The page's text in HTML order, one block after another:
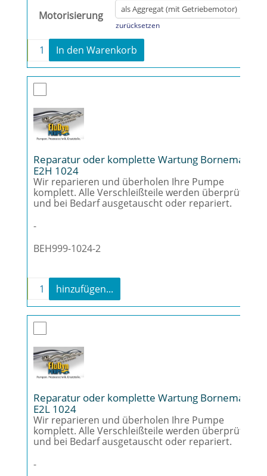
Motorisierung
zurücksetzen
Fludyn BEL 1024/630 Monopumpe Menge
+
In den Warenkorb
Reparatur oder komplette Wartung Bornemann
E2H 1024
Wir reparieren und überholen Ihre Pumpe
komplett. Alle Verschleißteile werden überprüft
und bei Bedarf ausgetauscht oder repariert.
-
BEH999-1024-2
Reparatur oder komplette Wartung
+
hinzufügen...
Reparatur oder komplette Wartung Bornemann
E2L 1024
Wir reparieren und überholen Ihre Pumpe
komplett. Alle Verschleißteile werden überprüft
und bei Bedarf ausgetauscht oder repariert.
-